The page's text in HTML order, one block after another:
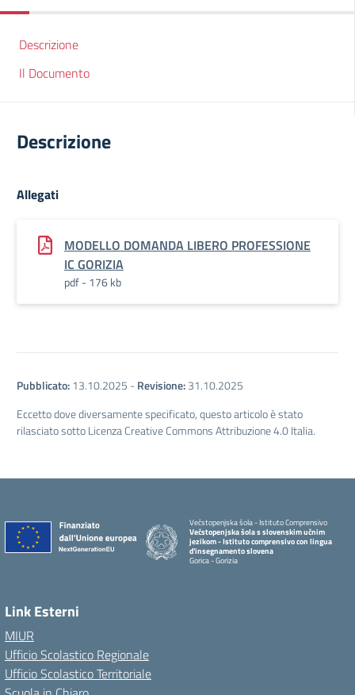
Descrizione
Il Documento
Descrizione
Allegati
MODELLO DOMANDA LIBERO PROFESSIONE
IC GORIZIA
pdf - 176 kb
Pubblicato:13.10.2025 -Revisione:31.10.2025
Eccetto dove diversamente specificato, questo articolo è stato
rilasciato sotto Licenza Creative Commons Attribuzione 4.0 Italia.
Večstopenjska šola - Istituto Comprensivo
Večstopenjska šola s slovenskim učnim
jezikom - Istituto comprensivo con lingua
d'insegnamento slovena
Gorica - Gorizia
Link Esterni
MIUR
Ufficio Scolastico Regionale
Ufficio Scolastico Territoriale